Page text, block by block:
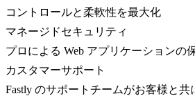
コントロールと柔軟性を最大化
マネージドセキュリティ
プロによる Web アプリケーションの
カスタマーサポート
Fastly のサポートチームがお客様と